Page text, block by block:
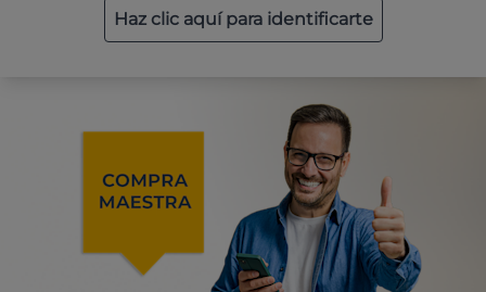
Haz clic aquí para identificarte